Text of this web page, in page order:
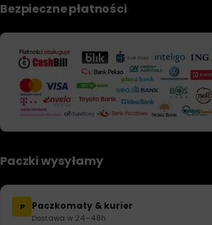
Bezpieczne płatności
Paczki wysyłamy
P Paczkomaty & kurier
Dostawa w 24–48h